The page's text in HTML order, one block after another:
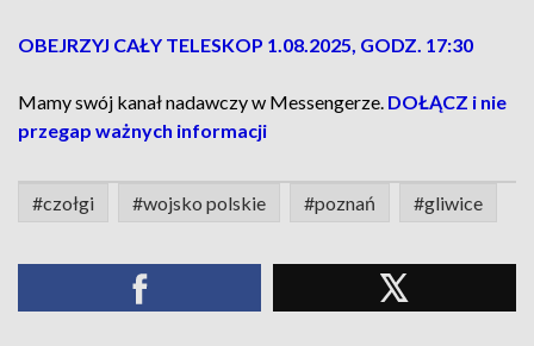
OBEJRZYJ CAŁY TELESKOP 1.08.2025, GODZ. 17:30
Mamy swój kanał nadawczy w Messengerze. DOŁĄCZ i nie
przegap ważnych informacji
#czołgi #wojsko polskie #poznań #gliwice